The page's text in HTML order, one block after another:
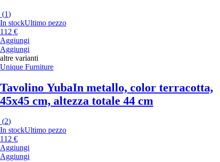
(1)
In stockUltimo pezzo
112 €
Aggiungi
Aggiungi
altre varianti
Unique Furniture
Tavolino YubaIn metallo, color terracotta,
45x45 cm, altezza totale 44 cm
(2)
In stockUltimo pezzo
112 €
Aggiungi
Aggiungi